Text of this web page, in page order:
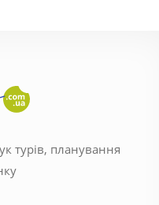
турів, планування